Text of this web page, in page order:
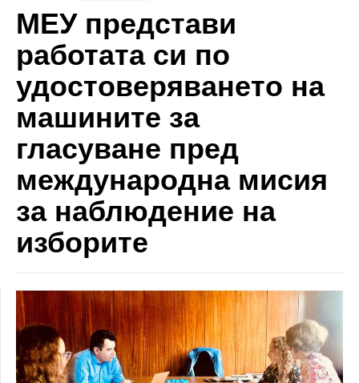
МЕУ представи
работата си по
удостоверяването на
машините за
гласуване пред
международна мисия
за наблюдение на
изборите